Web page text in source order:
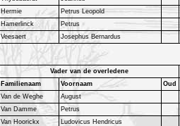
Hermie Petrus Leopold
Hamerlinck Petrus
Veesaert Josephus Bernardus
Vader van de overledene
Familienaam Voornaam Oud
Van de Weghe August
Van Damme Petrus
Van Hoorickx Ludovicus Hendricus